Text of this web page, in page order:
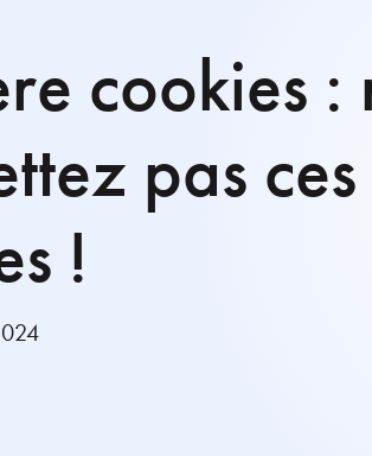
cookies :
pas ces
!